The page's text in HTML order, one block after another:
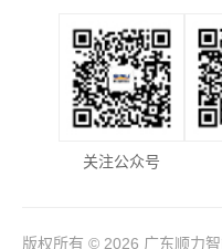
关注公众号
版权所有 © 2026 广东顺力